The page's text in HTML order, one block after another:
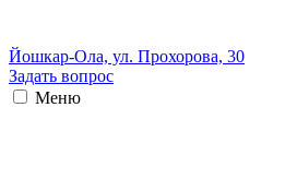
Йошкар-Ола, ул. Прохорова, 30
Задать вопрос
Меню